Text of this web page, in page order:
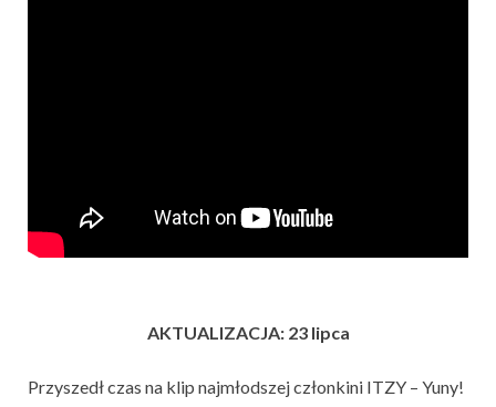
AKTUALIZACJA: 23 lipca
Przyszedł czas na klip najmłodszej członkini ITZY – Yuny!